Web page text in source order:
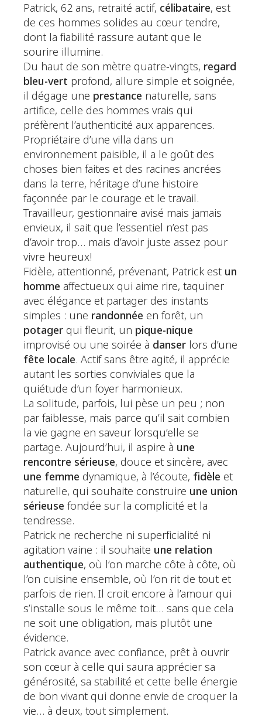
Patrick, 62 ans, retraité actif, célibataire, est
de ces hommes solides au cœur tendre,
dont la fiabilité rassure autant que le
sourire illumine.
Du haut de son mètre quatre-vingts, regard
bleu-vert profond, allure simple et soignée,
il dégage une prestance naturelle, sans
artifice, celle des hommes vrais qui
préfèrent l’authenticité aux apparences.
Propriétaire d’une villa dans un
environnement paisible, il a le goût des
choses bien faites et des racines ancrées
dans la terre, héritage d’une histoire
façonnée par le courage et le travail.
Travailleur, gestionnaire avisé mais jamais
envieux, il sait que l’essentiel n’est pas
d’avoir trop… mais d’avoir juste assez pour
vivre heureux!
Fidèle, attentionné, prévenant, Patrick est un
homme affectueux qui aime rire, taquiner
avec élégance et partager des instants
simples : une randonnée en forêt, un
potager qui fleurit, un pique-nique
improvisé ou une soirée à danser lors d’une
fête locale. Actif sans être agité, il apprécie
autant les sorties conviviales que la
quiétude d’un foyer harmonieux.
La solitude, parfois, lui pèse un peu ; non
par faiblesse, mais parce qu’il sait combien
la vie gagne en saveur lorsqu’elle se
partage. Aujourd’hui, il aspire à une
rencontre sérieuse, douce et sincère, avec
une femme dynamique, à l’écoute, fidèle et
naturelle, qui souhaite construire une union
sérieuse fondée sur la complicité et la
tendresse.
Patrick ne recherche ni superficialité ni
agitation vaine : il souhaite une relation
authentique, où l’on marche côte à côte, où
l’on cuisine ensemble, où l’on rit de tout et
parfois de rien. Il croit encore à l’amour qui
s’installe sous le même toit… sans que cela
ne soit une obligation, mais plutôt une
évidence.
Patrick avance avec confiance, prêt à ouvrir
son cœur à celle qui saura apprécier sa
générosité, sa stabilité et cette belle énergie
de bon vivant qui donne envie de croquer la
vie… à deux, tout simplement.